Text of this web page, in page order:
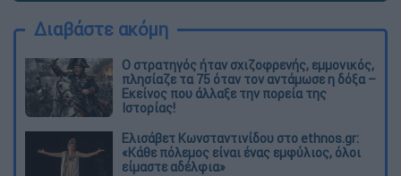
Διαβάστε ακόμη
O στρατηγός ήταν σχιζοφρενής, εμμονικός,
πλησίαζε τα 75 όταν τον αντάμωσε η δόξα –
Εκείνος που άλλαξε την πορεία της
Ιστορίας!
Ελισάβετ Κωνσταντινίδου στο ethnos.gr:
«Κάθε πόλεμος είναι ένας εμφύλιος, όλοι
είμαστε αδέλφια»